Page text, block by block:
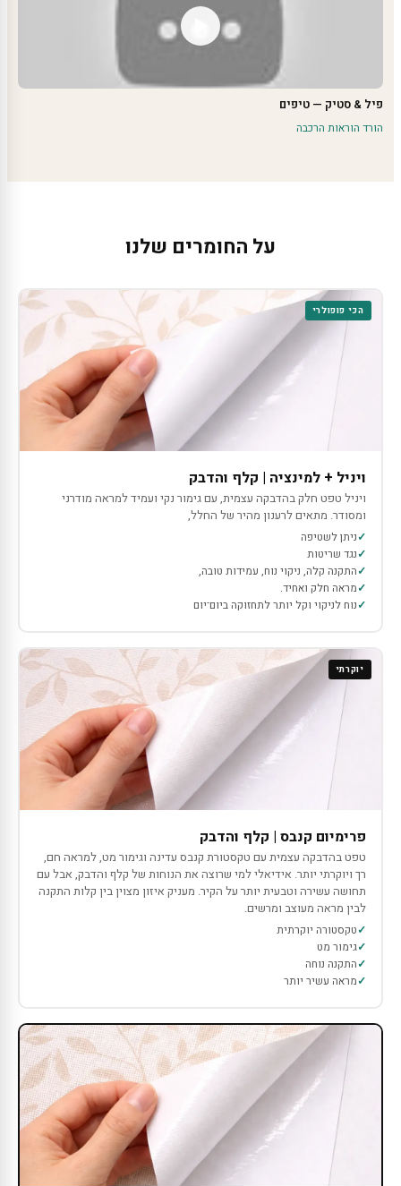
פיל & סטיק — טיפים
הורד הוראות הרכבה
על החומרים שלנו
הכי פופולרי
ויניל + למינציה | קלף והדבק
ויניל טפט חלק בהדבקה עצמית, עם גימור נקי ועמיד למראה מודרני
ומסודר. מתאים לרענון מהיר של החלל,
ניתן לשטיפה
נגד שריטות
התקנה קלה, ניקוי נוח, עמידות טובה,
מראה חלק ואחיד.
נוח לניקוי וקל יותר לתחזוקה ביום־יום
יוקרתי
פרימיום קנבס | קלף והדבק
טפט בהדבקה עצמית עם טקסטורת קנבס עדינה וגימור מט, למראה חם,
רך ויוקרתי יותר. אידיאלי למי שרוצה את הנוחות של קלף והדבק, אבל עם
תחושה עשירה וטבעית יותר על הקיר. מעניק איזון מצוין בין קלות התקנה
לבין מראה מעוצב ומרשים.
טקסטורה יוקרתית
גימור מט
התקנה נוחה
מראה עשיר יותר